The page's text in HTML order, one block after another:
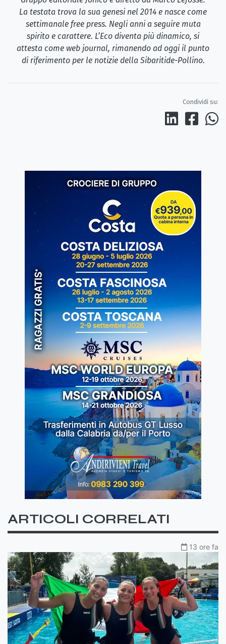
La testata trova la sua genesi nel 2014 e nasce come
settimanale free press. Negli anni a seguire muta
spirito e carattere. L’Eco diventa più dinamico, si
attesta come web journal, rimanendo ad oggi il punto
di riferimento per le notizie della Sibaritide-Pollino.
Condividi su:
ARTICOLI CORRELATI
13 ore fa